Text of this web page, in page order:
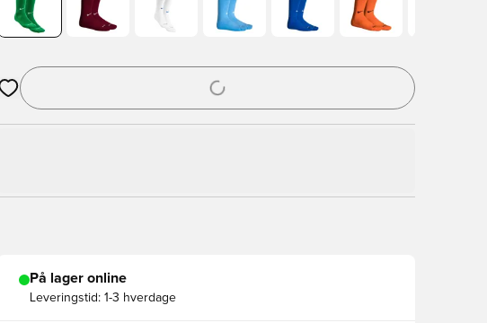
Åbner en Modal til at logge ind eller tilmelde dig som medlem
På lager online
Leveringstid: 1-3 hverdage